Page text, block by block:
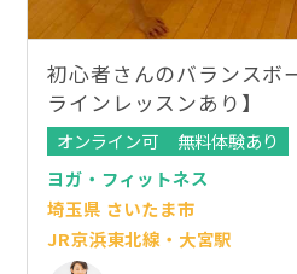
初心者さんのバランスボ
ラインレッスンあり】
オンライン可
無料体験あり
ヨガ・フィットネス
埼玉県 さいたま市
JR京浜東北線・大宮駅